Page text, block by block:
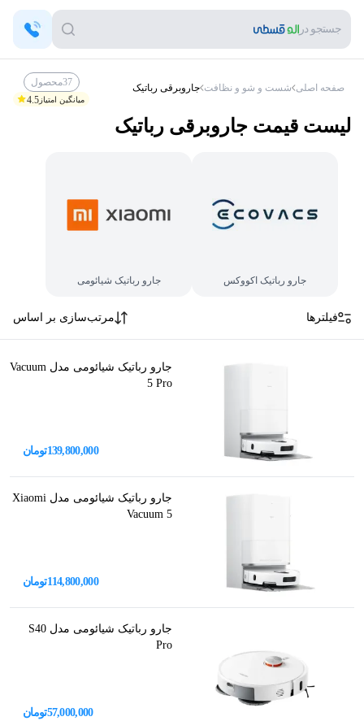
جستجو در
صفحه اصلی شست و شو و نظافت جاروبرقی رباتیک
4.5 میانگین امتیاز
37محصول
لیست قیمت جاروبرقی رباتیک
جارو رباتیک اکووکس جارو رباتیک شیائومی
فیلترها مرتب‌سازی بر اساس
جارو رباتیک شیائومی مدل Vacuum
5 Pro
139,800,000تومان
جارو رباتیک شیائومی مدل Xiaomi
Vacuum 5
114,800,000تومان
جارو رباتیک شیائومی مدل S40
Pro
57,000,000تومان